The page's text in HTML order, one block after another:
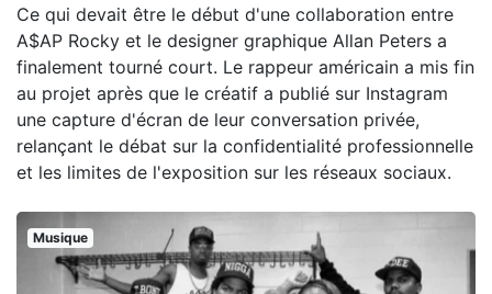
Ce qui devait être le début d'une collaboration entre
A$AP Rocky et le designer graphique Allan Peters a
finalement tourné court. Le rappeur américain a mis fin
au projet après que le créatif a publié sur Instagram
une capture d'écran de leur conversation privée,
relançant le débat sur la confidentialité professionnelle
et les limites de l'exposition sur les réseaux sociaux.
Musique